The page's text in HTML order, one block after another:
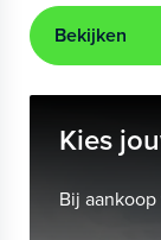
Bekijken
Kies
Bij